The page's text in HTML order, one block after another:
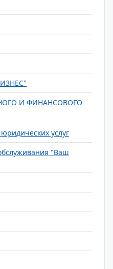
И ФИНАНСОВОГО
услуг
"Ваш